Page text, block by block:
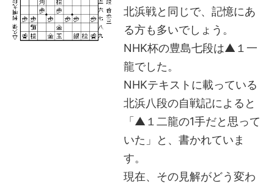
北浜戦と同じで、記憶にあ
る方も多いでしょう。
NHK杯の豊島七段は▲１一
龍でした。
NHKテキストに載っている
北浜八段の自戦記によると
「▲１二龍の1手だと思って
いた」と、書かれていま
す。
現在、その見解がどう変わ